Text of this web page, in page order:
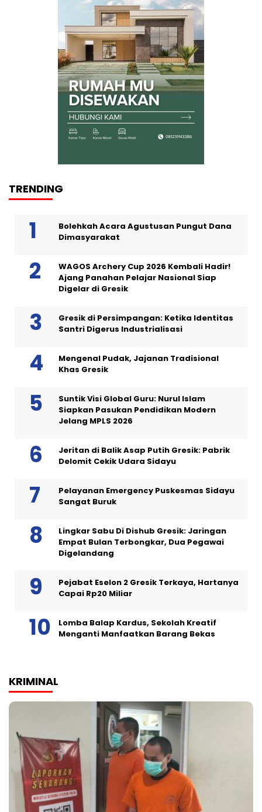
TRENDING
Bolehkah Acara Agustusan Pungut Dana
Dimasyarakat
WAGOS Archery Cup 2026 Kembali Hadir!
Ajang Panahan Pelajar Nasional Siap
Digelar di Gresik
Gresik di Persimpangan: Ketika Identitas
Santri Digerus Industrialisasi
Mengenal Pudak, Jajanan Tradisional
Khas Gresik
Suntik Visi Global Guru: Nurul Islam
Siapkan Pasukan Pendidikan Modern
Jelang MPLS 2026
Jeritan di Balik Asap Putih Gresik: Pabrik
Delomit Cekik Udara Sidayu
Pelayanan Emergency Puskesmas Sidayu
Sangat Buruk
Lingkar Sabu Di Dishub Gresik: Jaringan
Empat Bulan Terbongkar, Dua Pegawai
Digelandang
Pejabat Eselon 2 Gresik Terkaya, Hartanya
Capai Rp20 Miliar
Lomba Balap Kardus, Sekolah Kreatif
Menganti Manfaatkan Barang Bekas
KRIMINAL